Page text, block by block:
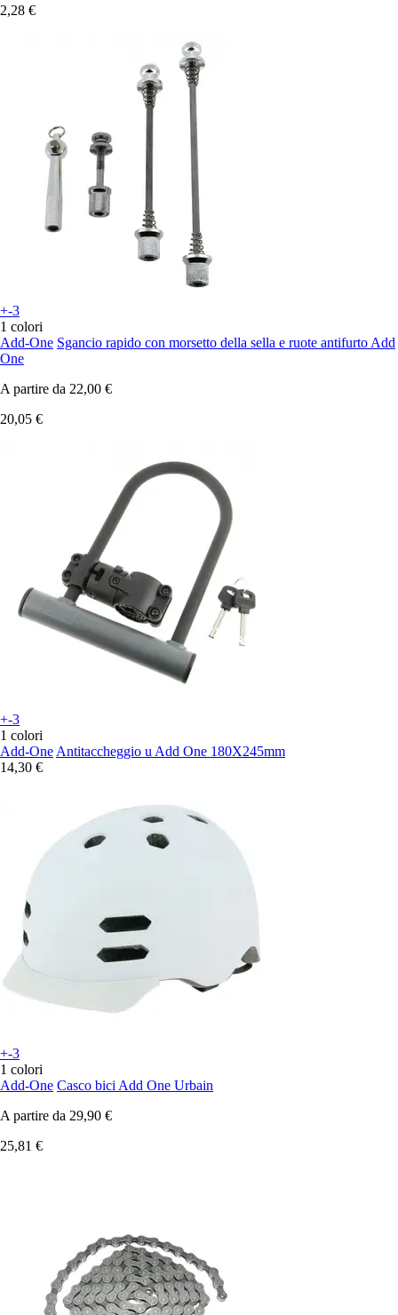
2,28 €
+-3
1 colori
Add-One Sgancio rapido con morsetto della sella e ruote antifurto Add
One
A partire da 22,00 €
20,05 €
+-3
1 colori
Add-One Antitaccheggio u Add One 180X245mm
14,30 €
+-3
1 colori
Add-One Casco bici Add One Urbain
A partire da 29,90 €
25,81 €